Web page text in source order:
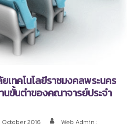
เทคโนโลยีราชมงคลพระนคร
นขั้นตำของคณาจารย์ประจำ
2016
Web Admin :